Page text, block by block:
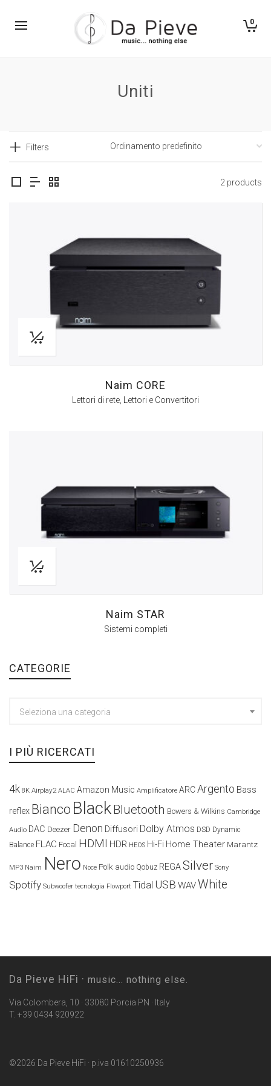
0
Uniti
Filters
2 products
Naim CORE
Lettori di rete, Lettori e Convertitori
Naim STAR
Sistemi completi
CATEGORIE
Seleziona una categoria
I PIÙ RICERCATI
4k 8K Airplay2 ALAC Amazon Music Amplificatore ARCArgento Bass
reflex Bianco BlackBluetooth Bowers & Wilkins Cambridge
Audio DAC Deezer Denon Diffusori Dolby Atmos DSD Dynamic
Balance FLAC Focal HDMI HDR HEOS Hi-Fi Home Theater Marantz
MP3 Naim Nero Noce Polk audio Qobuz REGASilver Sony
Spotify Subwoofer tecnologia Flowport Tidal USB WAVWhite
Da Pieve HiFi · music... nothing else.
Via Colombera, 10 · 33080 Porcia PN · Italy
T. +39 0434 920922
©2026 Da Pieve HiFi · p.iva 01610250936